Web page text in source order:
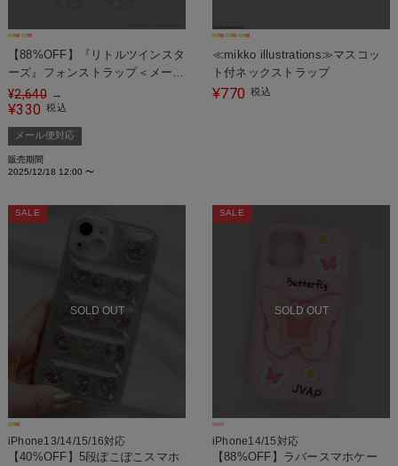
【88%OFF】『リトルツインスタ
ーズ』フォンストラップ＜メール
便対応＞
¥2,640 →
¥330 税込
メール便対応
販売期間
2025/12/18 12:00 〜
≪mikko illustrations≫マスコッ
ト付ネックストラップ
¥770 税込
SOLD OUT
SALE
iPhone13/14/15/16対応
【40%OFF】5段ぽこぽこスマホ
SOLD OUT
SALE
iPhone14/15対応
【88%OFF】ラバースマホケー